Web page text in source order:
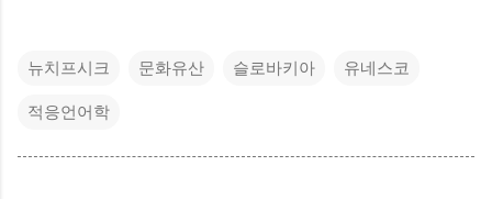
뉴치프시크 문화유산 슬로바키아 유네스코
적응언어학